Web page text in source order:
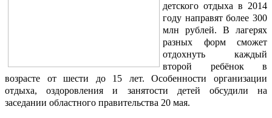
детского отдыха в 2014
году направят более 300
млн рублей. В лагерях
разных форм сможет
отдохнуть каждый
второй ребёнок в
возрасте от шести до 15 лет. Особенности организации
отдыха, оздоровления и занятости детей обсудили на
заседании областного правительства 20 мая.